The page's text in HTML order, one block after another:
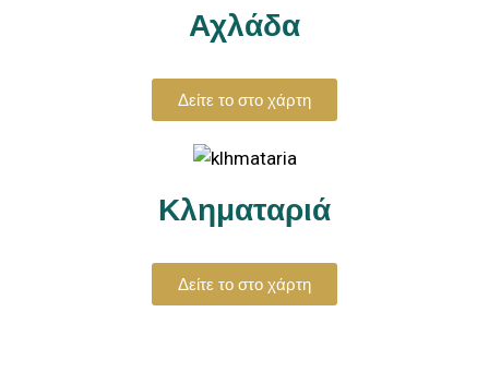
Αχλάδα
Δείτε το στο χάρτη
Κληματαριά
Δείτε το στο χάρτη